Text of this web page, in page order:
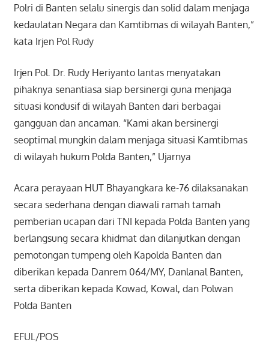
Polri di Banten selalu sinergis dan solid dalam menjaga
kedaulatan Negara dan Kamtibmas di wilayah Banten,”
kata Irjen Pol Rudy
Irjen Pol. Dr. Rudy Heriyanto lantas menyatakan
pihaknya senantiasa siap bersinergi guna menjaga
situasi kondusif di wilayah Banten dari berbagai
gangguan dan ancaman. “Kami akan bersinergi
seoptimal mungkin dalam menjaga situasi Kamtibmas
di wilayah hukum Polda Banten,” Ujarnya
Acara perayaan HUT Bhayangkara ke-76 dilaksanakan
secara sederhana dengan diawali ramah tamah
pemberian ucapan dari TNI kepada Polda Banten yang
berlangsung secara khidmat dan dilanjutkan dengan
pemotongan tumpeng oleh Kapolda Banten dan
diberikan kepada Danrem 064/MY, Danlanal Banten,
serta diberikan kepada Kowad, Kowal, dan Polwan
Polda Banten
EFUL/POS